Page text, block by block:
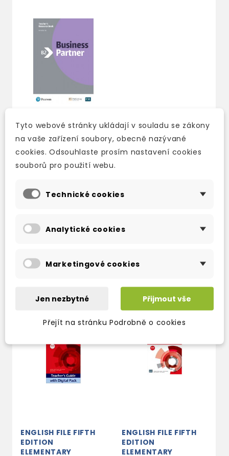
BUSINESS PARTNER
B2 TEACHER´S BOOK
WITH MYENGLISHLAB
PACK
3-5 dní
1 324 Kč
TAKÉ DOPORUČUJEME
ENGLISH FILE FIFTH
EDITION
ELEMENTARY
ENGLISH FILE FIFTH
EDITION
ELEMENTARY
Tyto webové stránky ukládají v souladu se zákony
na vaše zařízení soubory, obecně nazývané
cookies. Odsouhlaste prosím nastavení cookies
souborů pro použití webu.
Technické cookies
Analytické cookies
Marketingové cookies
Jen nezbytné Přijmout vše
Přejít na stránku Podrobně o cookies